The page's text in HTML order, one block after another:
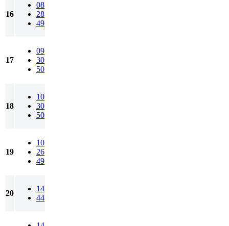
16
08
28
49
17
09
30
50
18
10
30
50
19
10
26
49
20
14
44